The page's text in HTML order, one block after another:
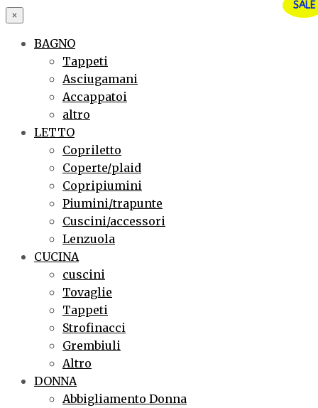
×
BAGNO
Tappeti
Asciugamani
Accappatoi
altro
LETTO
Copriletto
Coperte/plaid
Copripiumini
Piumini/trapunte
Cuscini/accessori
Lenzuola
CUCINA
cuscini
Tovaglie
Tappeti
Strofinacci
Grembiuli
Altro
DONNA
Abbigliamento Donna
SALE